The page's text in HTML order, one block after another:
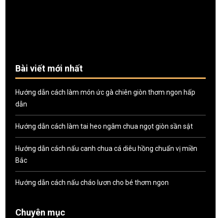
Bài viết mới nhất
Hướng dẫn cách làm món ức gà chiên giòn thơm ngon hấp
dẫn
Hướng dẫn cách làm tai heo ngâm chua ngọt giòn sần sật
Hướng dẫn cách nấu canh chua cá diêu hồng chuẩn vị miền
Bắc
Hướng dẫn cách nấu cháo lươn cho bé thơm ngon
Chuyên mục